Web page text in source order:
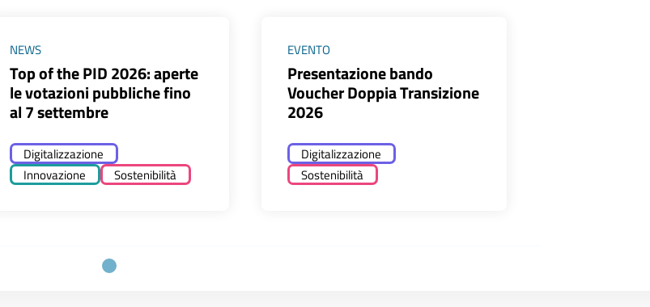
NEWS
Top of the PID 2026: aperte
le votazioni pubbliche fino
al 7 settembre
Digitalizzazione
Innovazione
Sostenibilità
EVENTO
Presentazione bando
Voucher Doppia Transizione
2026
Digitalizzazione
Sostenibilità